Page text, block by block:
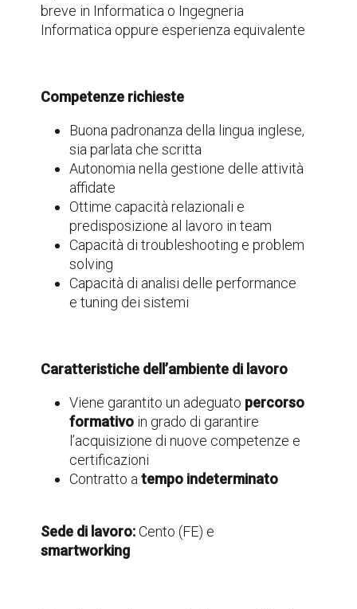
breve in Informatica o Ingegneria
Informatica oppure esperienza equivalente
Competenze richieste
Buona padronanza della lingua inglese,
sia parlata che scritta
Autonomia nella gestione delle attività
affidate
Ottime capacità relazionali e
predisposizione al lavoro in team
Capacità di troubleshooting e problem
solving
Capacità di analisi delle performance
e tuning dei sistemi
Caratteristiche dell’ambiente di lavoro
Viene garantito un adeguato percorso
formativoin grado di garantire
l’acquisizione di nuove competenze e
certificazioni
Contratto a tempo indeterminato
Sede di lavoro:Cento (FE) e
smartworking